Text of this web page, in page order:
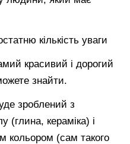
кількість уваги
красивий і дорогий
знайти.
зроблений з
(глина, кераміка) і
кольором (сам такого